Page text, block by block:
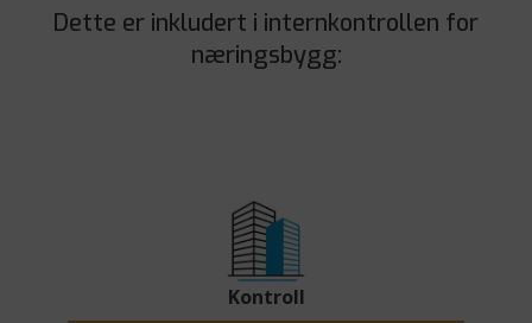
Dette er inkludert i internkontrollen for
næringsbygg:
Kontroll